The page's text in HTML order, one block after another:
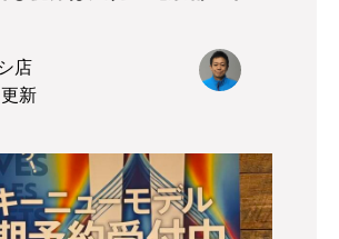
店
新